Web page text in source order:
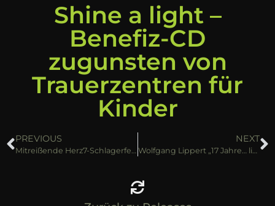
Shine a light –
Benefiz-CD
zugunsten von
Trauerzentren für
Kinder
PREVIOUS
Mitreißende Herz7-Schlagerfete – an Silvester im TV
NEXT
Wolfgang Lippert „17 Jahre… lieb ich blonde Haare“